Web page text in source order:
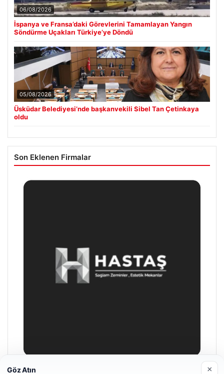
06/08/2026
İspanya ve Fransa’daki Görevlerini Tamamlayan Yangın
Söndürme Uçakları Türkiye’ye Döndü
05/08/2026
Üsküdar Belediyesi’nde başkanvekili Sibel Tan Çetinkaya
oldu
Son Eklenen Firmalar
Göz Atın ×